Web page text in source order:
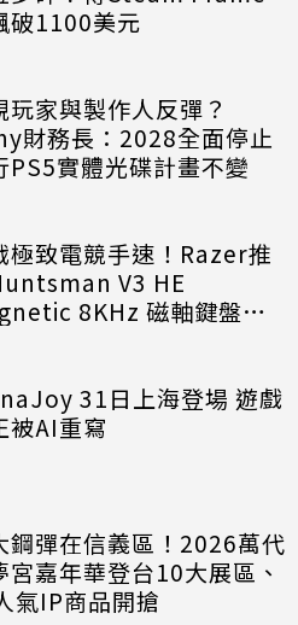
破1100美元
玩家與製作人反彈？
財務長：2028全面停止
PS5實體光碟計畫不變
極致電競手速！Razer推
V3 HE
8KHz 磁軸鍵盤效
31日上海登場 遊戲
被AI重寫
鋼彈在信義區！2026萬代
宮嘉年華登台10大展區、
氣IP商品開搶